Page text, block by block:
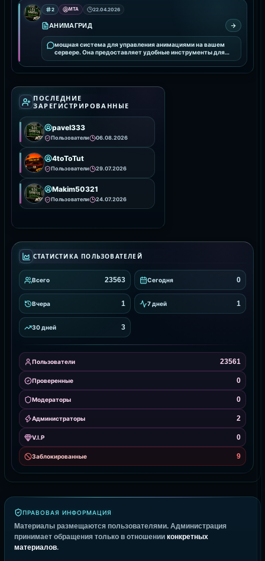
2 MTA 22.04.2026
АНИМАГРИД
мощная система для управления анимациями на вашем
сервере. Она предоставляет удобные инструменты для
интеграции и настройки анимаций, улучшая визуальное
ПОСЛЕДНИЕ
ЗАРЕГИСТРИРОВАННЫЕ
pavel333
Пользователи 06.08.2026
4toToTut
Пользователи 29.07.2026
Makim50321
Пользователи 24.07.2026
СТАТИСТИКА ПОЛЬЗОВАТЕЛЕЙ
Всего 23563 Сегодня 0
Вчера 1 7 дней 1
30 дней 3
Пользователи 23561
Проверенные 0
Модераторы 0
Администраторы 2
V.I.P 0
Заблокированные 9
ПРАВОВАЯ ИНФОРМАЦИЯ
Материалы размещаются пользователями. Администрация
принимает обращения только в отношении конкретных
материалов.